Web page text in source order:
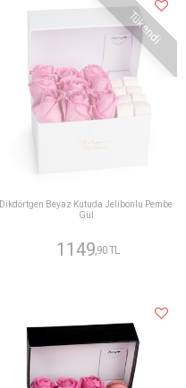
Tükendi
Dikdörtgen Beyaz Kutuda Jelibonlu Pembe
Gül
1149,90 TL